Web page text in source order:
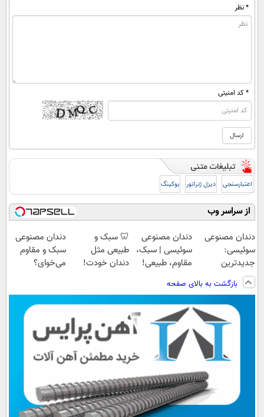
* نظر
* کد امنیتی
اعتبارسنجی دیزل ژنراتور بوکینگ
از سراسر وب
دندان مصنوعی
سوئیسی:
جدیدترین
فناوری اروپا،
سبک و مقاوم |
پرداخت قسطی
دندان مصنوعی
سوئیسی | سبک،
مقاوم، طبیعی!
رایگان+پرداخت
اقساطی😍
🦷 سبک و
طبیعی مثل
دندان خودت!
💳 📍 تهران
دندان مصنوعی
سبک و مقاوم
می‌خوای؟
📍تهران
بازگشت به بالای صفحه